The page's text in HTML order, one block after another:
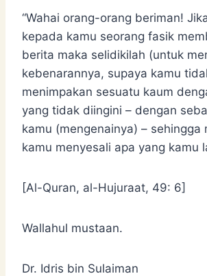
“Wahai orang-orang beriman!
kepada kamu seorang fasik
berita maka selidikilah (untuk
kebenarannya, supaya kamu
menimpakan sesuatu kaum
yang tidak diingini – dengan
kamu (mengenainya) – sehingga
kamu menyesali apa yang kamu
[Al-Quran, al-Hujuraat, 49: 6]
Wallahul mustaan.
Dr. Idris bin Sulaiman